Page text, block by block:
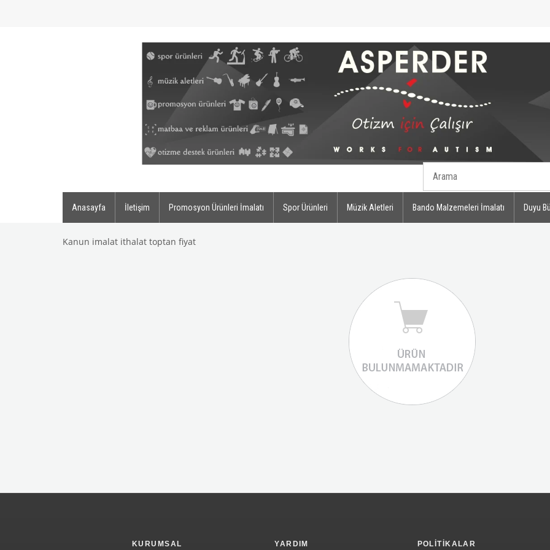
Anasayfa İletişim Promosyon Ürünleri İmalatı Spor Ürünleri Müzik Aletleri Bando Malzemeleri İmalatı Duyu
Kanun imalat ithalat toptan fiyat
KURUMSAL YARDIM POLITIKALAR